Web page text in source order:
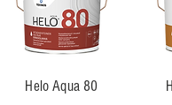
Helo Aqua 80